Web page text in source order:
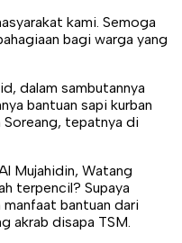
kami. Semoga
bagi warga yang
dalam sambutannya
bantuan sapi kurban
Soreang, tepatnya di
Mujahidin, Watang
terpencil? Supaya
bantuan dari
akrab disapa TSM.